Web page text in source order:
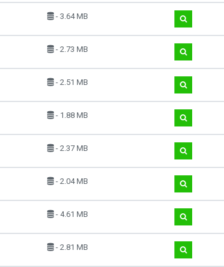
- 3.64 MB
- 2.73 MB
- 2.51 MB
- 1.88 MB
- 2.37 MB
- 2.04 MB
- 4.61 MB
- 2.81 MB